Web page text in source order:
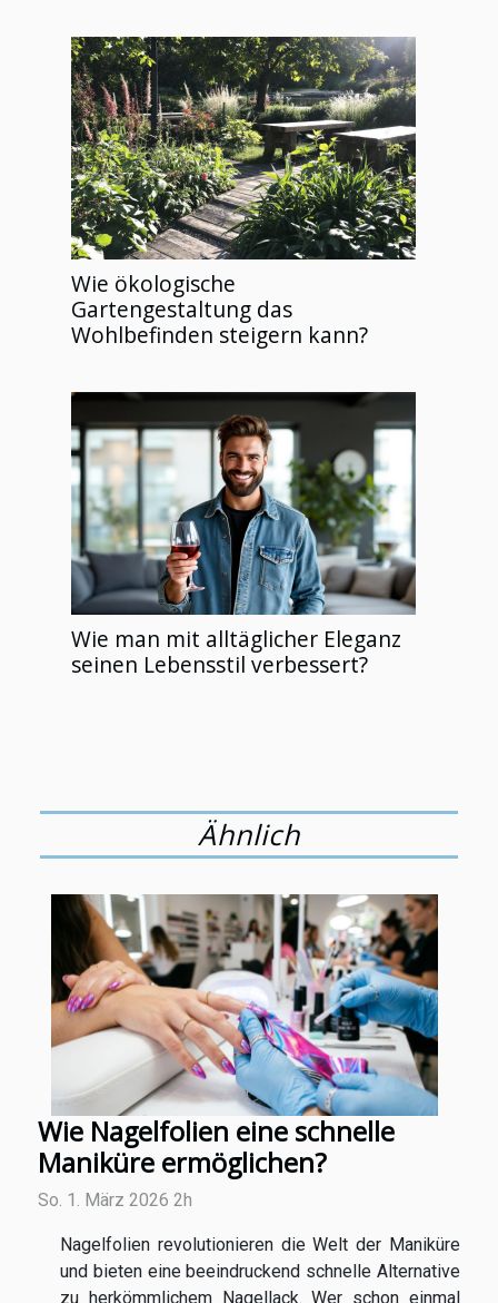
Wie ökologische
Gartengestaltung das
Wohlbefinden steigern kann?
Wie man mit alltäglicher Eleganz
seinen Lebensstil verbessert?
Ähnlich
Wie Nagelfolien eine schnelle
Maniküre ermöglichen?
So. 1. März 2026 2h
Nagelfolien revolutionieren die Welt der Maniküre
und bieten eine beeindruckend schnelle Alternative
zu herkömmlichem Nagellack. Wer schon einmal